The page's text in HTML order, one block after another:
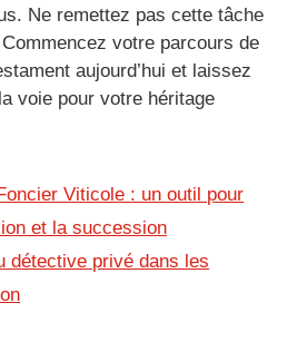
Ne remettez pas cette tâche
votre parcours de
aujourd’hui et laissez
voie pour votre héritage
Viticole : un outil pour
et la succession
détective privé dans les